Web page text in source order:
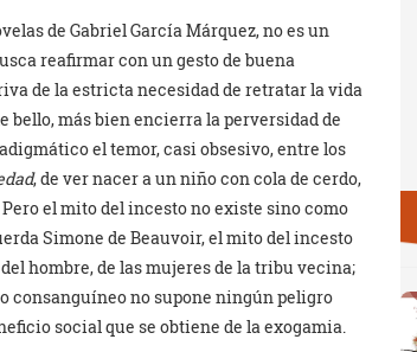
de Gabriel García Márquez, no es un
reafirmar con un gesto de buena
de la estricta necesidad de retratar la vida
bello, más bien encierra la perversidad de
el temor, casi obsesivo, entre los
, de ver nacer a un niño con cola de cerdo,
el mito del incesto no existe sino como
Simone de Beauvoir, el mito del incesto
hombre, de las mujeres de la tribu vecina;
consanguíneo no supone ningún peligro
social que se obtiene de la exogamia.